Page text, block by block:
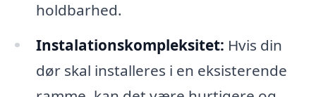
holdbarhed.
Instalationskompleksitet: Hvis din
dør skal installeres i en eksisterende